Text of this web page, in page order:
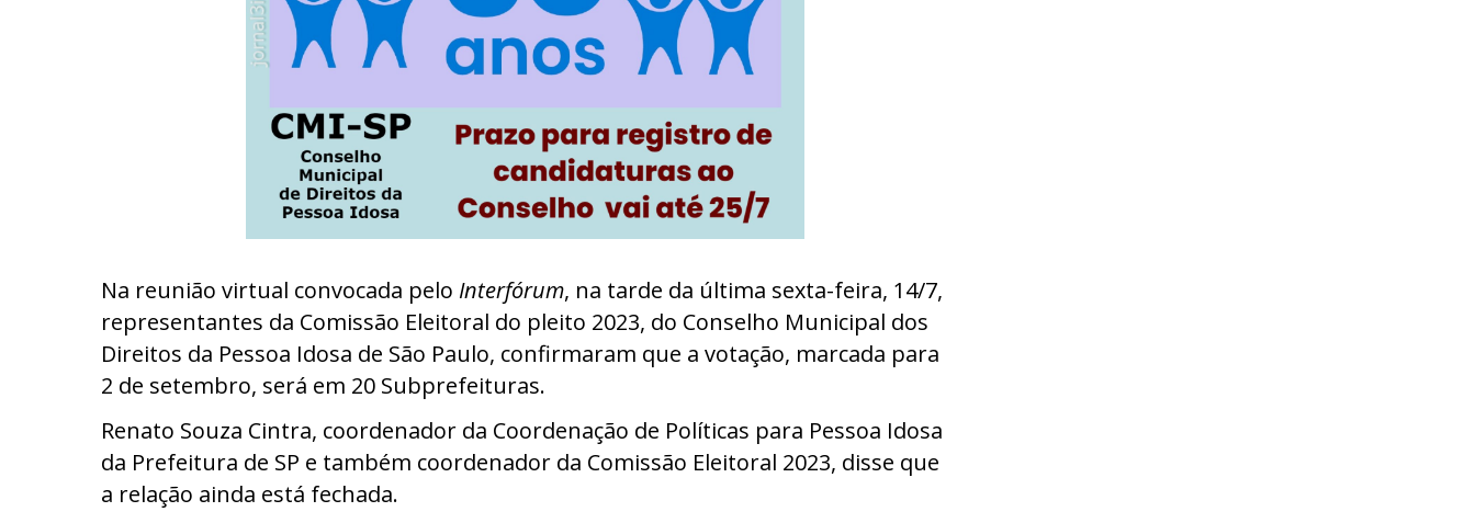
Na reunião virtual convocada pelo Interfórum, na tarde da última sexta-feira, 14/7,
representantes da Comissão Eleitoral do pleito 2023, do Conselho Municipal dos
Direitos da Pessoa Idosa de São Paulo, confirmaram que a votação, marcada para
2 de setembro, será em 20 Subprefeituras.
Renato Souza Cintra, coordenador da Coordenação de Políticas para Pessoa Idosa
da Prefeitura de SP e também coordenador da Comissão Eleitoral 2023, disse que
a relação ainda está fechada.